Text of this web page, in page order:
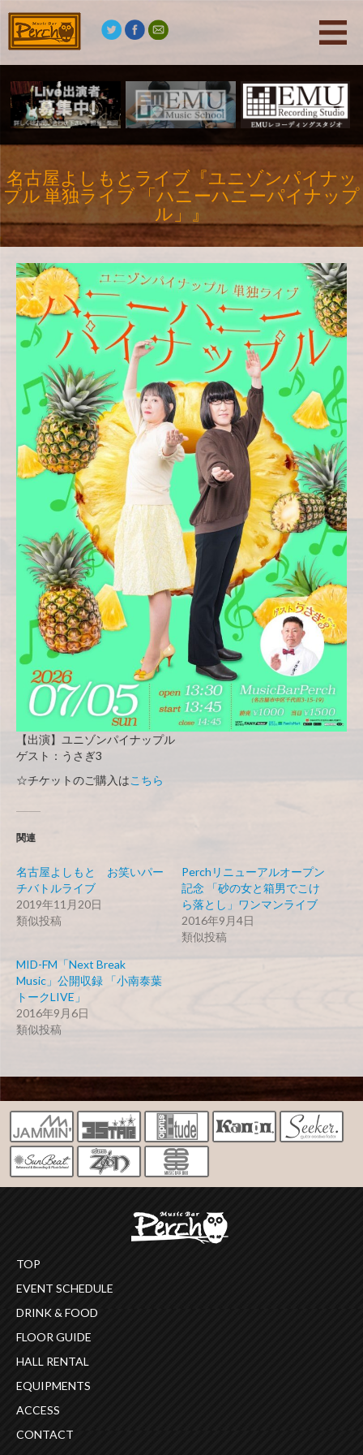
名古屋よしもとライブ『ユニゾンパイナッ
プル 単独ライブ 「ハニーハニーパイナップ
ル」』
【出演】ユニゾンパイナップル
ゲスト：うさぎ3
☆チケットのご購入はこちら
関連
名古屋よしもと お笑いパー
チバトルライブ
2019年11月20日
類似投稿
Perchリニューアルオープン
記念 「砂の女と箱男でこけ
ら落とし」ワンマンライブ
2016年9月4日
類似投稿
MID-FM「Next Break
Music」公開収録 「小南泰葉
トークLIVE」
2016年9月6日
類似投稿
TOP
EVENT SCHEDULE
DRINK & FOOD
FLOOR GUIDE
HALL RENTAL
EQUIPMENTS
ACCESS
CONTACT